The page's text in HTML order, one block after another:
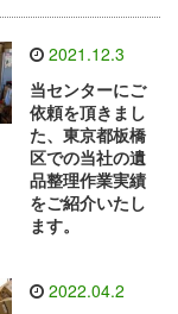
2021.12.3
当センターにご
依頼を頂きまし
た、東京都板橋
区での当社の遺
品整理作業実績
をご紹介いたし
ます。
2022.04.2